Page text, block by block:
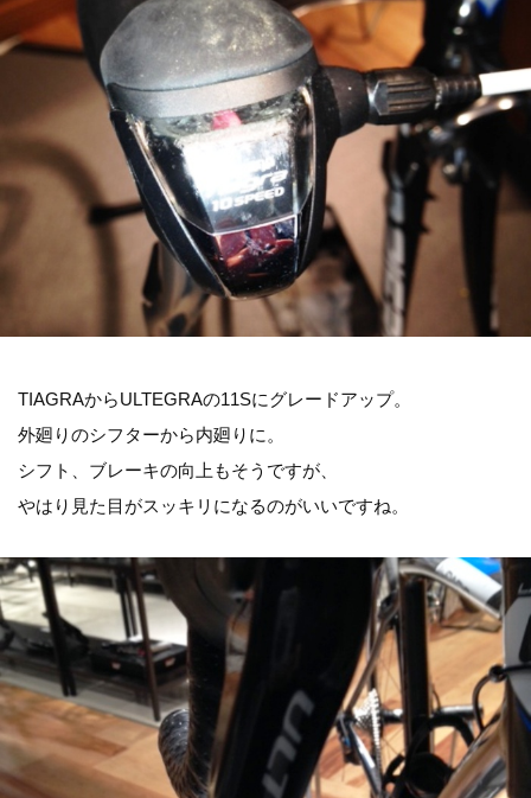
TIAGRAからULTEGRAの11Sにグレードアップ。
外廻りのシフターから内廻りに。
シフト、ブレーキの向上もそうですが、
やはり見た目がスッキリになるのがいいですね。